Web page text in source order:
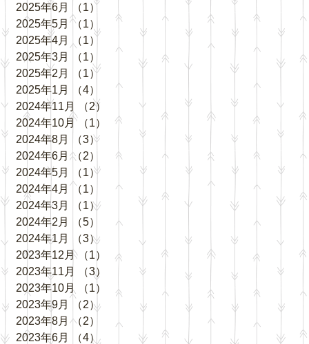
2025年6月
（1）
2025年5月 （1）
1件の記事
2025年4月
（1）
2025年3月
（1）
1件の記事
2025年2月
（1）
2025年1月
（4）
4件の記事
2024年11月
（2）
2件の記事
2024年10月
（1）
1件の記事
2024年8月
（3） 3件の記事
2024年6月 （2）
2件の記事
2024年5月
（1）1件の記事
2024年4月
（1）
1件の記事
2024年3月
（1）1件の記事
2024年2月
（5）
5件の記事
2024年1月
（3） 3件の記事
2023年12月
（1）
1件の記事
2023年11月
（3）
3件の記事
2023年10月
（1）
1件の記事
2023年9月
（2）2件の記事
2023年8月 （2）
2件の記事
2023年6月
（4）4件の記事